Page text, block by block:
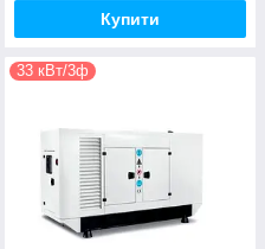
Купити
33 кВт/3ф